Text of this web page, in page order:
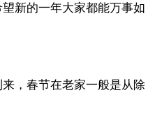
新的一年大家都能万事如
，春节在老家一般是从除